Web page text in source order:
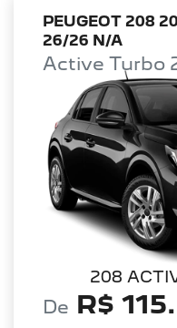
PEUGEOT 208
26/26 N/A
Active Turbo
208
De R$